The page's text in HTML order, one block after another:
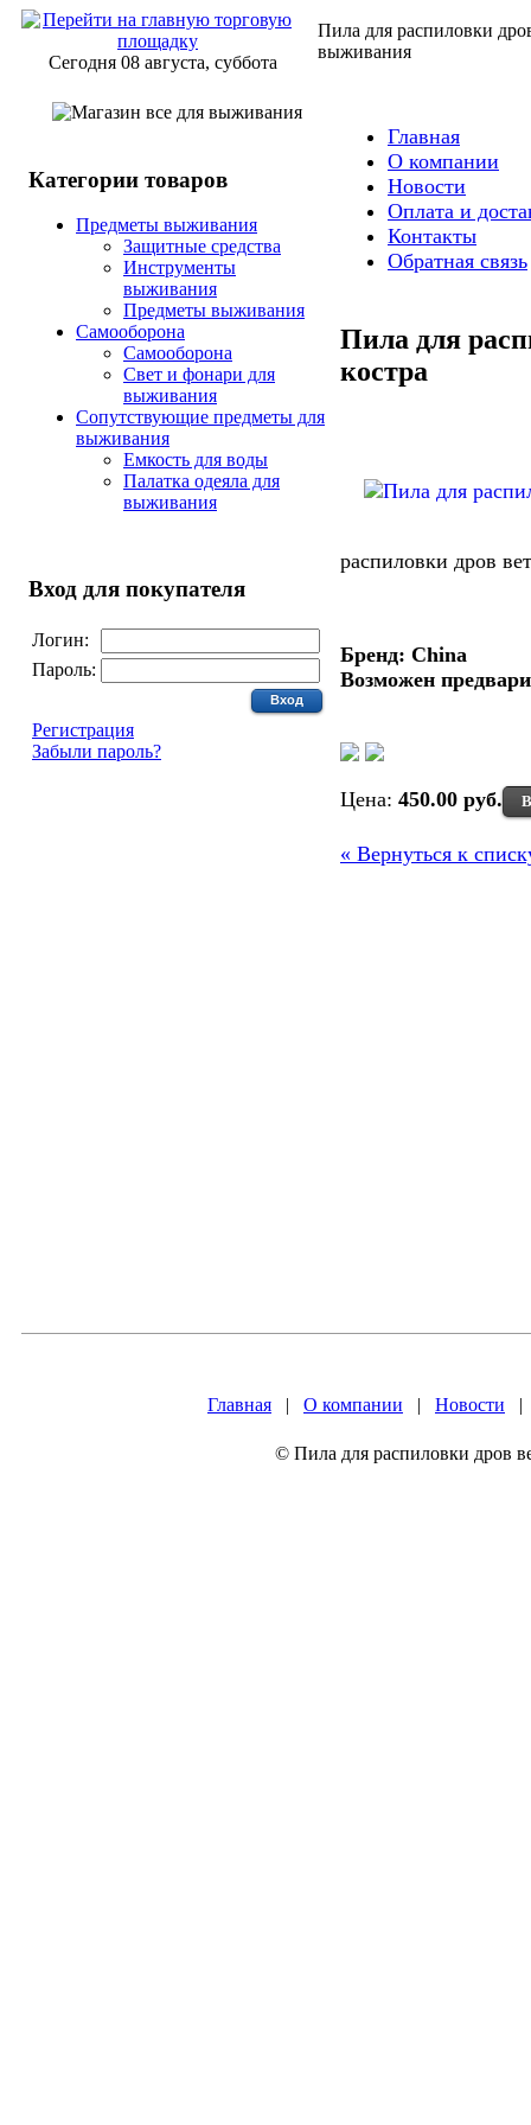
Сегодня 08 августа, суббота
Пила для распиловки
выживания
Категории товаров
Предметы выживания
Защитные средства
Инструменты
выживания
Предметы выживания
Самооборона
Самооборона
Свет и фонари для
выживания
Сопутствующие предметы для
выживания
Емкость для воды
Палатка одеяла для
выживания
Вход для покупателя
Логин:
Пароль:
Регистрация
Забыли пароль?
Главная
О компании
Новости
Оплата и
Контакты
Обратная связь
Пила для
костра
распиловки дров
Бренд: China
Возможен
Цена: 450.00 руб.
« Вернуться к
Главная | О компании | Новости
© Пила для распиловки дров